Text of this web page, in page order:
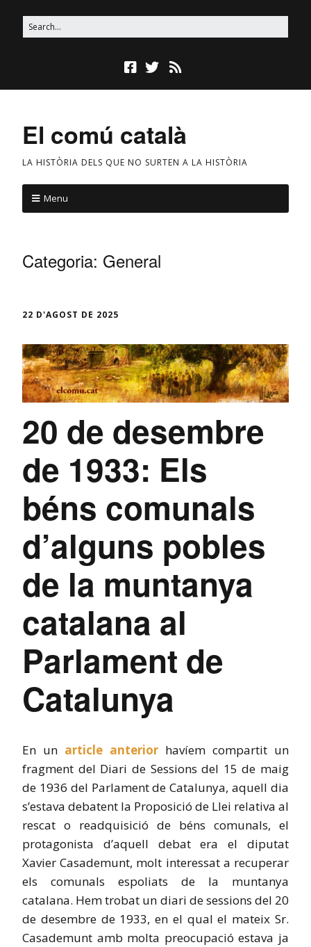
El comú català
LA HISTÒRIA DELS QUE NO SURTEN A LA HISTÒRIA
Menu
Categoria: General
22 D'AGOST DE 2025
20 de desembre
de 1933: Els
béns comunals
d’alguns pobles
de la muntanya
catalana al
Parlament de
Catalunya
En un article anterior havíem compartit un
fragment del Diari de Sessions del 15 de maig
de 1936 del Parlament de Catalunya, aquell dia
s’estava debatent la Proposició de Llei relativa al
rescat o readquisició de béns comunals, el
protagonista d’aquell debat era el diputat
Xavier Casademunt, molt interessat a recuperar
els comunals espoliats de la muntanya
catalana. Hem trobat un diari de sessions del 20
de desembre de 1933, en el qual el mateix Sr.
Casademunt amb molta preocupació estava ja